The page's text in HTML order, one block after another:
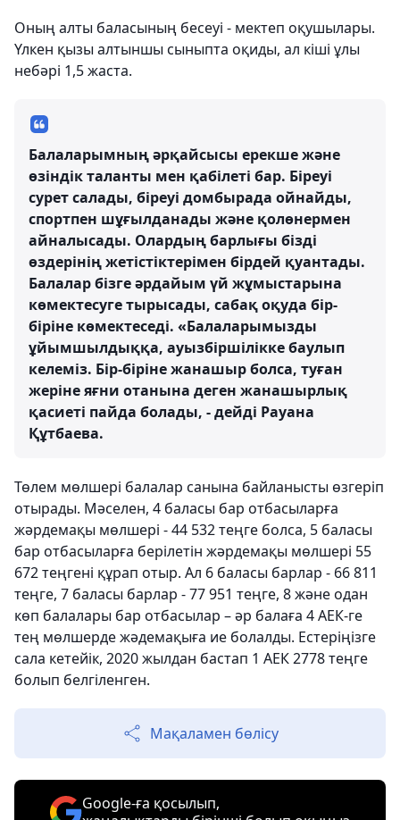
Оның алты баласының бесеуі - мектеп оқушылары.
Үлкен қызы алтыншы сыныпта оқиды, ал кіші ұлы
небәрі 1,5 жаста.
Балаларымның әрқайсысы ерекше және
өзіндік таланты мен қабілеті бар. Біреуі
сурет салады, біреуі домбырада ойнайды,
спортпен шұғылданады және қолөнермен
айналысады. Олардың барлығы бізді
өздерінің жетістіктерімен бірдей қуантады.
Балалар бізге әрдайым үй жұмыстарына
көмектесуге тырысады, сабақ оқуда бір-
біріне көмектеседі. «Балаларымызды
ұйымшылдыққа, ауызбіршілікке баулып
келеміз. Бір-біріне жанашыр болса, туған
жеріне яғни отанына деген жанашырлық
қасиеті пайда болады, - дейді Рауана
Құтбаева.
Төлем мөлшері балалар санына байланысты өзгеріп
отырады. Мәселен, 4 баласы бар отбасыларға
жәрдемақы мөлшері - 44 532 теңге болса, 5 баласы
бар отбасыларға берілетін жәрдемақы мөлшері 55
672 теңгені құрап отыр. Ал 6 баласы барлар - 66 811
теңге, 7 баласы барлар - 77 951 теңге, 8 және одан
көп балалары бар отбасылар – әр балаға 4 АЕК-ге
тең мөлшерде жәдемақыға ие болалды. Естеріңізге
сала кетейік, 2020 жылдан бастап 1 АЕК 2778 теңге
болып белгіленген.
Мақаламен бөлісу
Google-ға қосылып,